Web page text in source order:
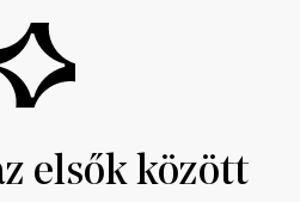
elsők között